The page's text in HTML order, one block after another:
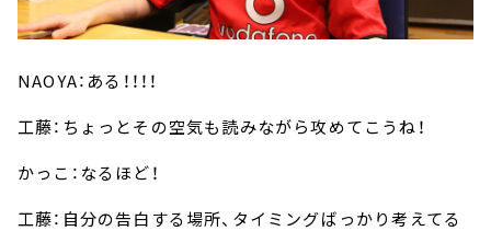
NAOYA：ある！！！！
工藤：ちょっとその空気も読みながら攻めてこうね！
かっこ：なるほど！
工藤：自分の告白する場所、タイミングばっかり考えてる